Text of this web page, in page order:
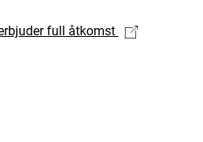
full åtkomst